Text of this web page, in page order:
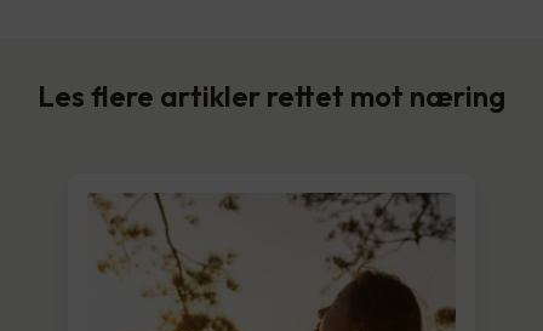
Les flere artikler rettet mot næring